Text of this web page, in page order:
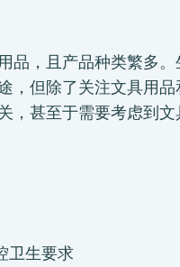
品，且产品种类繁多
，但除了关注文具用
，甚至于需要考虑到
卫生要求